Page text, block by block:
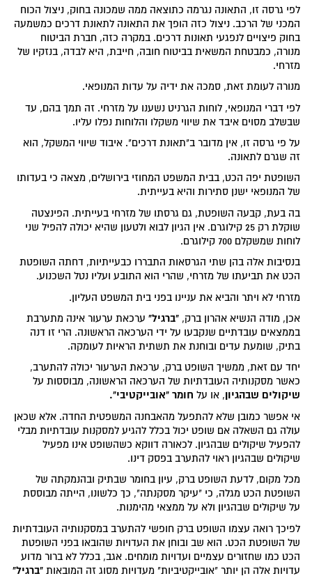
לפי גרסה זו, התאונה נגרמה כתוצאה ממה שמכונה בחוק, ניצול הכוח
המכני של הרכב. ניצול כזה הופך את התאונה לתאונת דרכים כמשמעה
בחוק פיצויים לנפגעי תאונות דרכים. במקרה כזה, חברת הביטוח
מנורה, כמבטחת המשאית בביטוח חובה, חייבת, היא לבדה, בנזקיו של
מזרחי.
מנורה לעומת זאת, סמכה את ידיה על עדות המנופאי.
לפי דברי המנופאי, לוחות הגרניט נשענו על מזרחי. זה תמך בהם, עד
שבשלב מסוים איבד את שיווי משקלו והלוחות נפלו עליו.
על פי גרסה זו, אין מדובר ב"תאונת דרכים". איבוד שיווי המשקל, הוא
זה שגרם לתאונה.
השופטת יפה הכט, בבית המשפט המחוזי בירושלים, מצאה כי בעדותו
של המנופאי ישנן סתירות והיא בעייתית.
בה בעת, קבעה השופטת, גם גרסתו של מזרחי בעייתית. הפינצטה
שוקלת רק 25 קילוגרם. אין הגיון לבוא ולטעון שהיא יכולה להפיל שני
לוחות שמשקלם 700 קילוגרם.
בנסיבות אלה בהן שתי הגרסאות התבררו כבעייתיות, דחתה השופטת
הכט את תביעתו של מזרחי, שהרי הוא התובע ועליו נטל השכנוע.
מזרחי לא ויתר והביא את עניינו בפני בית המשפט העליון.
אכן, מודה הנשיא אהרון ברק,"ברגיל" ערכאת ערעור אינה מתערבת
בממצאים עובדתיים שנקבעו על ידי הערכאה הראשונה. הרי זו דנה
בתיק, שומעת עדים ובוחנת את תשתית הראיות לעומקה.
יחד עם זאת, ממשיך השופט ברק, ערכאת הערעור יכולה להתערב,
כאשר מסקנותיה העובדתיות של הערכאה הראשונה, מבוססות על
שיקולים שבהגיון, או על חומר "אובייקטיבי".
אי אפשר כמובן שלא להתפעל מהאבחנה המשפטית החדה. אלא שכאן
עולה גם השאלה אם שופט יכול בכלל להגיע למסקנות עובדתיות מבלי
להפעיל שיקולים שבהגיון. לכאורה דווקא כשהשופט אינו מפעיל
שיקולים שבהגיון ראוי להתערב בפסק דינו.
מכל מקום, לדעת השופט ברק, עיון בחומר שבתיק ובהנמקתה של
השופטת הכט מגלה, כי "עיקר מסקנתה", כך כלשונו, הייתה מבוססת
על שיקולים שבהגיון ולא על ממצאי מהימנות.
לפיכך רואה עצמו השופט ברק חופשי להתערב במסקנותיה העובדתיות
של השופטת הכט. הוא שב ובוחן את העדויות שהובאו בפני השופטת
הכט כמו שחזורים עצמיים ועדויות מומחים. אגב, בכלל לא ברור מדוע
עדויות אלה הן יותר "אובייקטיביות" מעדויות מסוג זה המובאות"ברגיל"